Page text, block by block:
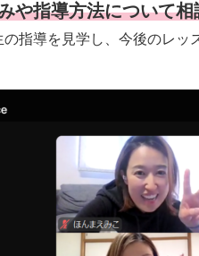
や指導方法について
の指導を見学し、今後のレ